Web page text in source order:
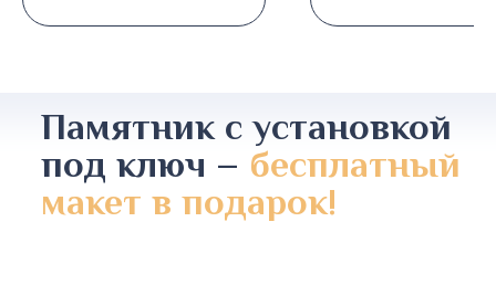
Памятник с установкой
под ключ – бесплатный
макет в подарок!